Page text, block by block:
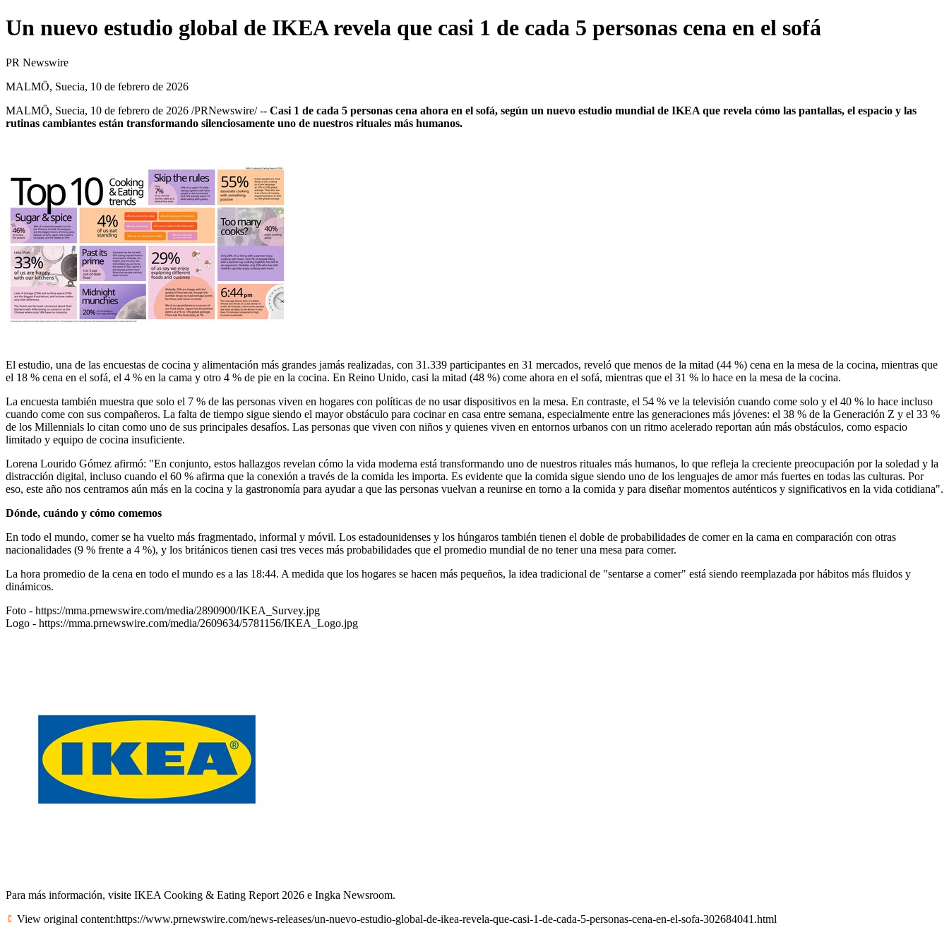
Un nuevo estudio global de IKEA revela que casi 1 de cada 5 personas cena en el sofá
PR Newswire
MALMÖ, Suecia, 10 de febrero de 2026
MALMÖ, Suecia, 10 de febrero de 2026 /PRNewswire/ -- Casi 1 de cada 5 personas cena ahora en el sofá, según un nuevo estudio mundial de IKEA que revela cómo las pantallas, el espacio y las
rutinas cambiantes están transformando silenciosamente uno de nuestros rituales más humanos.
El estudio, una de las encuestas de cocina y alimentación más grandes jamás realizadas, con 31.339 participantes en 31 mercados, reveló que menos de la mitad (44 %) cena en la mesa de la cocina, mientras que
el 18 % cena en el sofá, el 4 % en la cama y otro 4 % de pie en la cocina. En Reino Unido, casi la mitad (48 %) come ahora en el sofá, mientras que el 31 % lo hace en la mesa de la cocina.
La encuesta también muestra que solo el 7 % de las personas viven en hogares con políticas de no usar dispositivos en la mesa. En contraste, el 54 % ve la televisión cuando come solo y el 40 % lo hace incluso
cuando come con sus compañeros. La falta de tiempo sigue siendo el mayor obstáculo para cocinar en casa entre semana, especialmente entre las generaciones más jóvenes: el 38 % de la Generación Z y el 33 %
de los Millennials lo citan como uno de sus principales desafíos. Las personas que viven con niños y quienes viven en entornos urbanos con un ritmo acelerado reportan aún más obstáculos, como espacio
limitado y equipo de cocina insuficiente.
Lorena Lourido Gómez afirmó: "En conjunto, estos hallazgos revelan cómo la vida moderna está transformando uno de nuestros rituales más humanos, lo que refleja la creciente preocupación por la soledad y la
distracción digital, incluso cuando el 60 % afirma que la conexión a través de la comida les importa. Es evidente que la comida sigue siendo uno de los lenguajes de amor más fuertes en todas las culturas. Por
eso, este año nos centramos aún más en la cocina y la gastronomía para ayudar a que las personas vuelvan a reunirse en torno a la comida y para diseñar momentos auténticos y significativos en la vida cotidiana".
Dónde, cuándo y cómo comemos
En todo el mundo, comer se ha vuelto más fragmentado, informal y móvil. Los estadounidenses y los húngaros también tienen el doble de probabilidades de comer en la cama en comparación con otras
nacionalidades (9 % frente a 4 %), y los británicos tienen casi tres veces más probabilidades que el promedio mundial de no tener una mesa para comer.
La hora promedio de la cena en todo el mundo es a las 18:44. A medida que los hogares se hacen más pequeños, la idea tradicional de "sentarse a comer" está siendo reemplazada por hábitos más fluidos y
dinámicos.
Foto - https://mma.prnewswire.com/media/2890900/IKEA_Survey.jpg
Logo - https://mma.prnewswire.com/media/2609634/5781156/IKEA_Logo.jpg
Para más información, visite IKEA Cooking & Eating Report 2026 e Ingka Newsroom.
View original content:https://www.prnewswire.com/news-releases/un-nuevo-estudio-global-de-ikea-revela-que-casi-1-de-cada-5-personas-cena-en-el-sofa-302684041.html